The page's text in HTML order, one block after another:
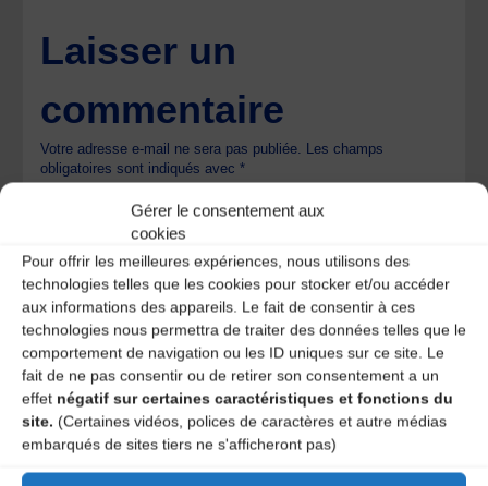
Gérer le consentement aux
cookies
Pour offrir les meilleures expériences, nous utilisons des
technologies telles que les cookies pour stocker et/ou accéder
aux informations des appareils. Le fait de consentir à ces
technologies nous permettra de traiter des données telles que le
comportement de navigation ou les ID uniques sur ce site. Le
fait de ne pas consentir ou de retirer son consentement a un
effet négatif sur certaines caractéristiques et fonctions du
site. (Certaines vidéos, polices de caractères et autre médias
embarqués de sites tiers ne s'afficheront pas)
Laisser un
commentaire
Votre adresse e-mail ne sera pas publiée. Les champs
obligatoires sont indiqués avec*